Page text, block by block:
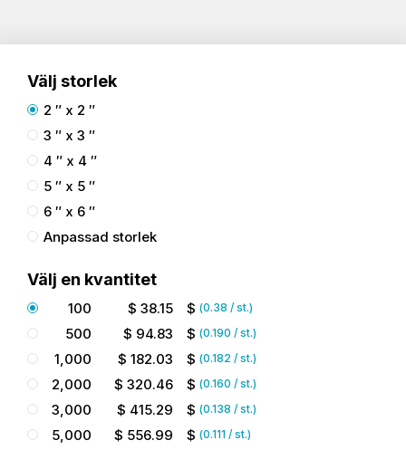
Välj storlek
2 ″ x 2 ″
3 ″ x 3 ″
4 ″ x 4 ″
5 ″ x 5 ″
6 ″ x 6 ″
Anpassad storlek
Välj en kvantitet
100 $ 38.15 $ (0.38 / st.)
500 $ 94.83 $ (0.190 / st.)
1,000 $ 182.03 $ (0.182 / st.)
2,000 $ 320.46 $ (0.160 / st.)
3,000 $ 415.29 $ (0.138 / st.)
5,000 $ 556.99 $ (0.111 / st.)